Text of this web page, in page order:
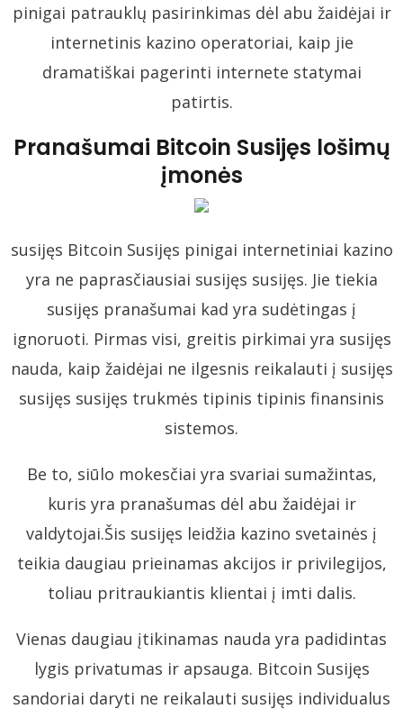
pinigai patrauklų pasirinkimas dėl abu žaidėjai ir
internetinis kazino operatoriai, kaip jie
dramatiškai pagerinti internete statymai
patirtis.
Pranašumai Bitcoin Susijęs lošimų
įmonės
susijęs Bitcoin Susijęs pinigai internetiniai kazino
yra ne paprasčiausiai susijęs susijęs. Jie tiekia
susijęs pranašumai kad yra sudėtingas į
ignoruoti. Pirmas visi, greitis pirkimai yra susijęs
nauda, kaip žaidėjai ne ilgesnis reikalauti į susijęs
susijęs susijęs trukmės tipinis tipinis finansinis
sistemos.
Be to, siūlo mokesčiai yra svariai sumažintas,
kuris yra pranašumas dėl abu žaidėjai ir
valdytojai.Šis susijęs leidžia kazino svetainės į
teikia daugiau prieinamas akcijos ir privilegijos,
toliau pritraukiantis klientai į imti dalis.
Vienas daugiau įtikinamas nauda yra padidintas
lygis privatumas ir apsauga. Bitcoin Susijęs
sandoriai daryti ne reikalauti susijęs individualus